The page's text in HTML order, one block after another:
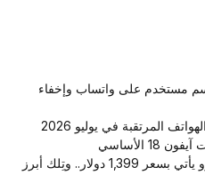
مستخدم على واتساب وإخفاء
ارتفاع في السعر| آيفون 18 برو يأتي بسعر 1,399 دولار.. وتِلك أبرز